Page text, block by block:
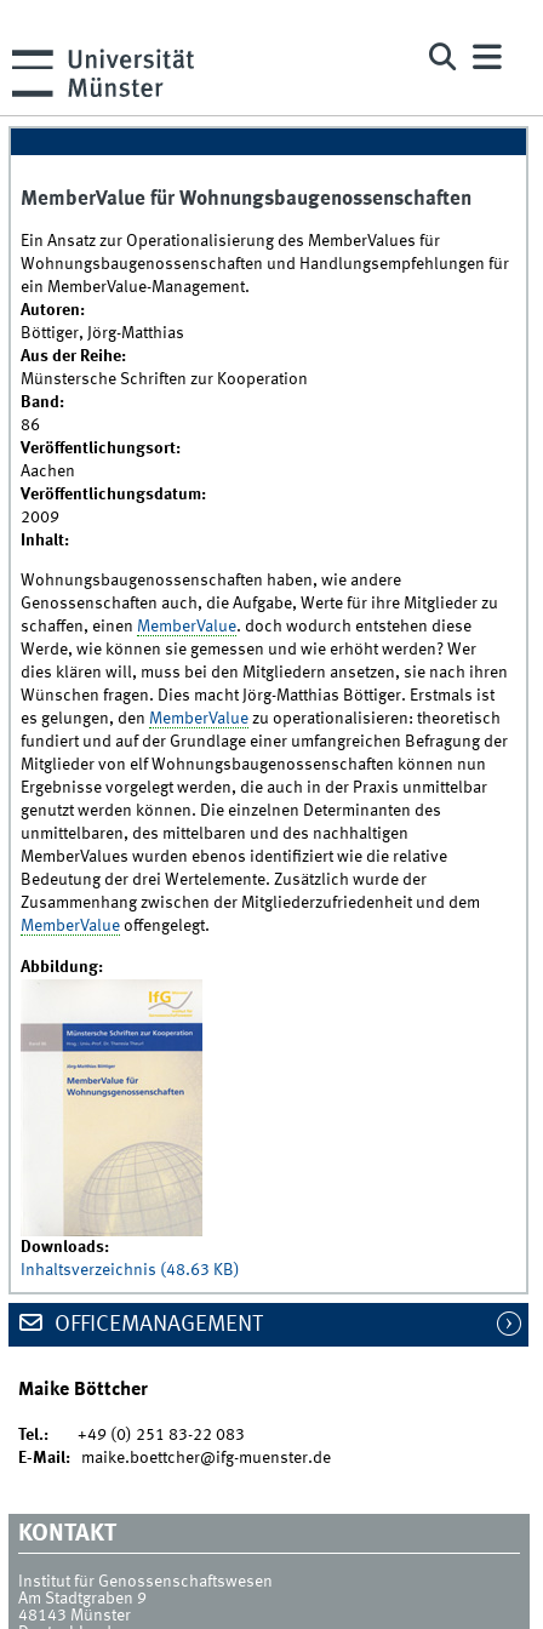
MemberValue für Wohnungsbaugenossenschaften
Ein Ansatz zur Operationalisierung des MemberValues für
Wohnungsbaugenossenschaften und Handlungsempfehlungen für
ein MemberValue-Management.
Autoren:
Böttiger, Jörg-Matthias
Aus der Reihe:
Münstersche Schriften zur Kooperation
Band:
86
Veröffentlichungsort:
Aachen
Veröffentlichungsdatum:
2009
Inhalt:
Wohnungsbaugenossenschaften haben, wie andere
Genossenschaften auch, die Aufgabe, Werte für ihre Mitglieder zu
schaffen, einen MemberValue. doch wodurch entstehen diese
Werde, wie können sie gemessen und wie erhöht werden? Wer
dies klären will, muss bei den Mitgliedern ansetzen, sie nach ihren
Wünschen fragen. Dies macht Jörg-Matthias Böttiger. Erstmals ist
es gelungen, den MemberValue zu operationalisieren: theoretisch
fundiert und auf der Grundlage einer umfangreichen Befragung der
Mitglieder von elf Wohnungsbaugenossenschaften können nun
Ergebnisse vorgelegt werden, die auch in der Praxis unmittelbar
genutzt werden können. Die einzelnen Determinanten des
unmittelbaren, des mittelbaren und des nachhaltigen
MemberValues wurden ebenos identifiziert wie die relative
Bedeutung der drei Wertelemente. Zusätzlich wurde der
Zusammenhang zwischen der Mitgliederzufriedenheit und dem
MemberValue offengelegt.
Abbildung:
Downloads:
Inhaltsverzeichnis (48.63 KB)
OFFICEMANAGEMENT
Maike Böttcher
Tel.: +49 (0) 251 83-22 083
E-Mail: maike.boettcher@ifg-muenster.de
KONTAKT
Institut für Genossenschaftswesen
Am Stadtgraben 9
48143 Münster